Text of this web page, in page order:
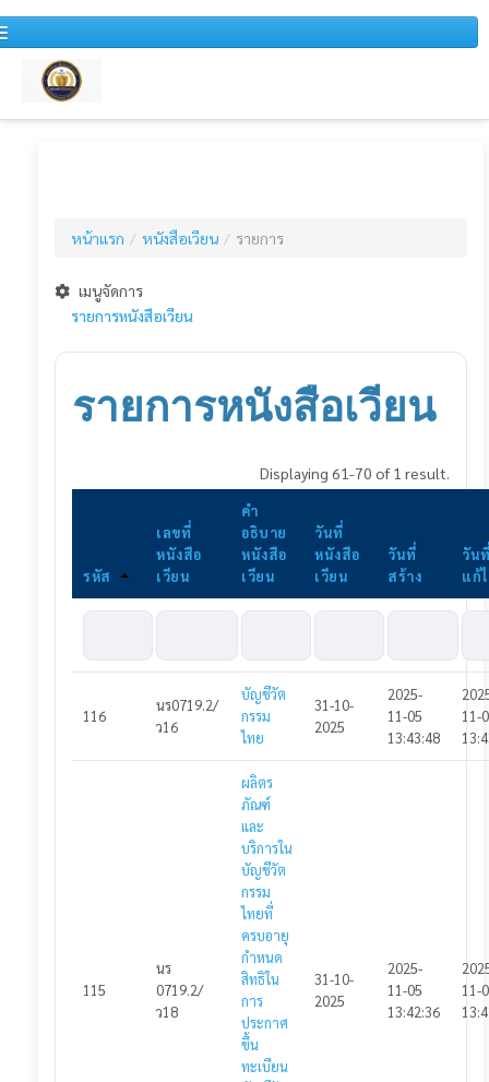
สำหรับบุคคลทั่วไป
ข่าวประชาสัมพันธ์
รายงานสรุปผลการจัดซื้อจัดจ้างประจำเดือน
รายงานการวิเคราะห์ผลการจัดซื้อจัดจ้าง
ประกาศโครงการ
ประกาศแผนจัดซื้อจัดจ้าง
ประกาศร่าง TOR
ประกาศราคากลาง
ประกาศร่างเอกสารเชิญชวน
ประกาศยกเลิกเชิญชวนเสนอราคา
แจ้งปัญหาการใช้งาน
หน้าแรก / หนังสือเวียน / รายการ
เมนูจัดการ
รายการหนังสือเวียน
รายการหนังสือเวียน
Displaying 61-70 of 1 result.
รหัส
เลขที่
หนังสือ
เวียน
คำ
อธิบาย
หนังสือ
เวียน
วันที่
หนังสือ
เวียน
วันที่
สร้าง
วัน
แก้
116
นร0719.2/
ว16
บัญชีวัต
กรรม
ไทย
31-10-
2025
2025-
11-05
13:43:48
11-
115
นร
0719.2/
ว18
ผลิตร
ภัณฑ์
และ
บริการใน
บัญชีวัต
กรรม
ไทยที่
ครบอายุ
กำหนด
สิทธิใน
การ
ประกาศ
ขึ้น
ทะเบียน
31-10-
2025
2025-
11-05
13:42:36
11-